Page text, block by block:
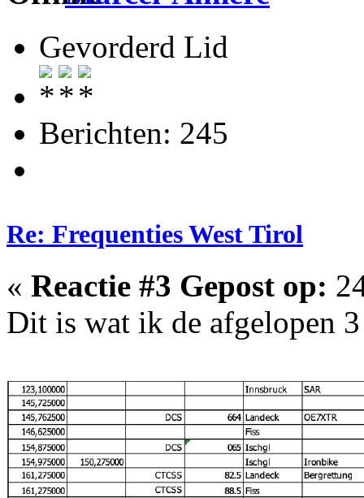
Gevorderd Lid
Berichten: 245
Re: Frequenties West Tirol
« Reactie #3 Gepost op:
Dit is wat ik de afgelopen